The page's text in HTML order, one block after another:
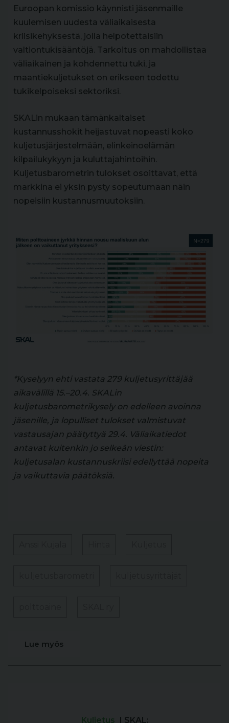
Euroopan komissio käynnisti jäsenmaille
kuulemisen uudesta väliaikaisesta
kriisikehyksestä, jolla helpotettaisiin
valtiontukisääntöjä. Tarkoitus on mahdollistaa
väliaikainen ja kohdennettu tuki, ja
maantiekuljetukset on erikseen todettu
tukikelpoiseksi sektoriksi.
SKALin mukaan tämänkaltaiset
kustannusshokit heijastuvat nopeasti koko
kuljetusjärjestelmään, elinkeinoelämän
kilpailukykyyn ja kuluttajahintoihin.
Kuljetusbarometrin tulokset osoittavat, että
markkina ei yksin pysty sopeutumaan näin
nopeisiin kustannusmuutoksiin.
*Kyselyyn ehti vastata 279 kuljetusyrittäjää
aikavälillä 15.–20.4. SKALin
kuljetusbarometrikysely on edelleen avoinna
jäsenille, ja lopulliset tulokset valmistuvat
vastausajan päätyttyä 29.4. Väliaikatiedot
antavat kuitenkin jo selkeän viestin:
kuljetusalan kustannuskriisi edellyttää nopeita
ja vaikuttavia päätöksiä.
Lue myös
Kuljetus
| SKAL: